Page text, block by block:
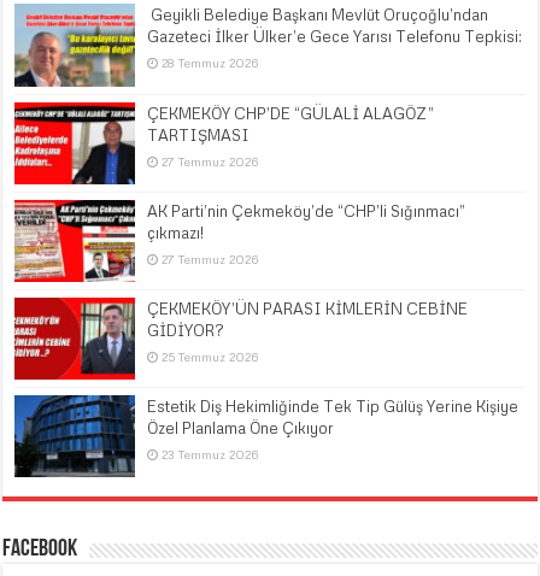
​ Geyikli Belediye Başkanı Mevlüt Oruçoğlu’ndan
Gazeteci İlker Ülker’e Gece Yarısı Telefonu Tepkisi:
28 Temmuz 2026
ÇEKMEKÖY CHP’DE “GÜLALİ ALAGÖZ”
TARTIŞMASI
27 Temmuz 2026
AK Parti’nin Çekmeköy’de “CHP’li Sığınmacı”
çıkmazı!
27 Temmuz 2026
ÇEKMEKÖY’ÜN PARASI KİMLERİN CEBİNE
GİDİYOR?
25 Temmuz 2026
Estetik Diş Hekimliğinde Tek Tip Gülüş Yerine Kişiye
Özel Planlama Öne Çıkıyor
23 Temmuz 2026
Facebook